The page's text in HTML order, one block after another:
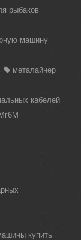
рыбаков
машину
металайнер
кабелей
купить